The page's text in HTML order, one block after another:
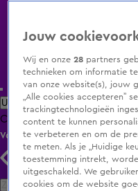
Uitzending Gemist Populaire
ClipsFilmsRadioSmart TV
Volg KIJK
Zoeken
Jouw
Wij en onze28 partners
technieken om informatie
van onze website(s), jouw
„Alle cookies accepteren”
trackingtechnologieën
content te kunnen
te verbeteren en om de
te meten. Als je „Huidige
toestemming intrekt,
uitgeschakeld. We
cookies om de website